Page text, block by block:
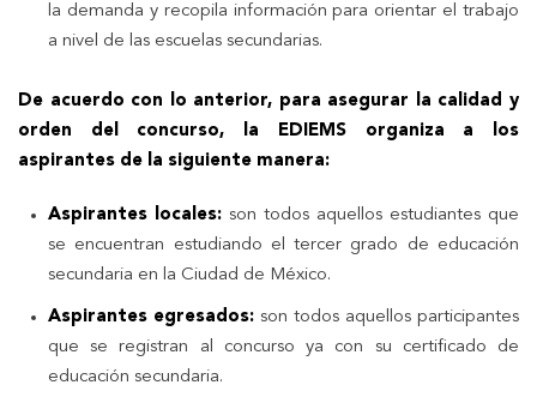
la demanda y recopila información para orientar el trabajo
a nivel de las escuelas secundarias.
De acuerdo con lo anterior, para asegurar la calidad y
orden del concurso, la EDIEMS organiza a los
aspirantes de la siguiente manera:
Aspirantes locales: son todos aquellos estudiantes que
se encuentran estudiando el tercer grado de educación
secundaria en la Ciudad de México.
Aspirantes egresados: son todos aquellos participantes
que se registran al concurso ya con su certificado de
educación secundaria.